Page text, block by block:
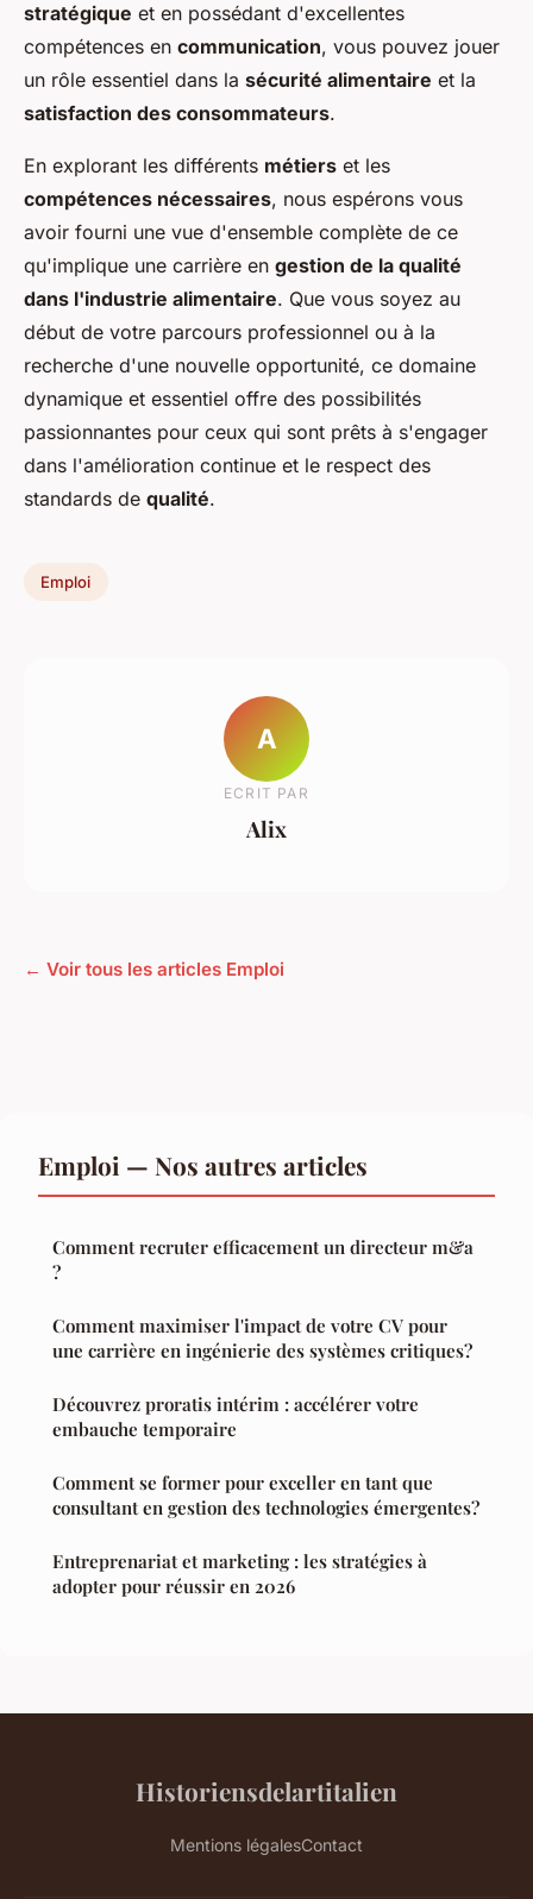
stratégique et en possédant d'excellentes
compétences en communication, vous pouvez jouer
un rôle essentiel dans la sécurité alimentaire et la
satisfaction des consommateurs.
En explorant les différents métiers et les
compétences nécessaires, nous espérons vous
avoir fourni une vue d'ensemble complète de ce
qu'implique une carrière en gestion de la qualité
dans l'industrie alimentaire. Que vous soyez au
début de votre parcours professionnel ou à la
recherche d'une nouvelle opportunité, ce domaine
dynamique et essentiel offre des possibilités
passionnantes pour ceux qui sont prêts à s'engager
dans l'amélioration continue et le respect des
standards de qualité.
Emploi
A
ECRIT PAR
Alix
← Voir tous les articles Emploi
Emploi — Nos autres articles
Comment recruter efficacement un directeur m&a
?
Comment maximiser l'impact de votre CV pour
une carrière en ingénierie des systèmes critiques?
Découvrez proratis intérim : accélérer votre
embauche temporaire
Comment se former pour exceller en tant que
consultant en gestion des technologies émergentes?
Entreprenariat et marketing : les stratégies à
adopter pour réussir en 2026
Historiensdelartitalien
Mentions légalesContact